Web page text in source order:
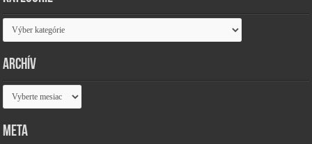
Kategórie
Archív
Archív
Meta